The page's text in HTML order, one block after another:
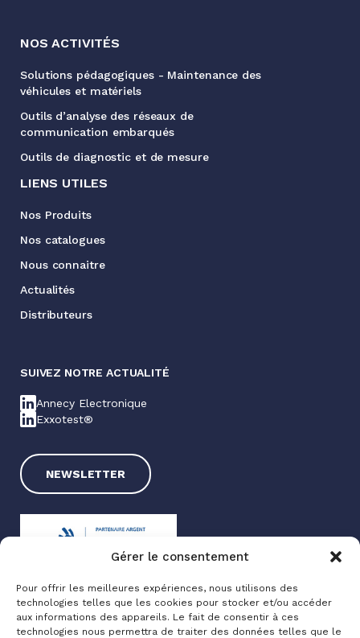
Gérer le consentement
Pour offrir les meilleures expériences, nous utilisons des
technologies telles que les cookies pour stocker et/ou accéder
aux informations des appareils. Le fait de consentir à ces
technologies nous permettra de traiter des données telles que le
NOS ACTIVITÉS
Solutions pédagogiques - Maintenance des
véhicules et matériels
Outils d’analyse des réseaux de
communication embarqués
Outils de diagnostic et de mesure
LIENS UTILES
Nos Produits
Nos catalogues
Nous connaitre
Actualités
Distributeurs
SUIVEZ NOTRE ACTUALITÉ
Annecy Electronique
Exxotest®
NEWSLETTER
Exxotest® 2025